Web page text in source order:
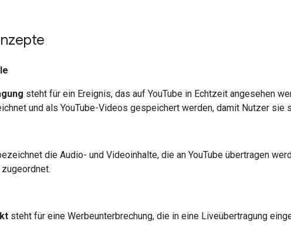
steht für ein Ereignis, das auf YouTube in Echtzeit angesehen
und als YouTube-Videos gespeichert werden, damit Nutzer sie
die Audio- und Videoinhalte, die an YouTube übertragen
zugeordnet.
steht für eine Werbeunterbrechung, die in eine Liveübertragung